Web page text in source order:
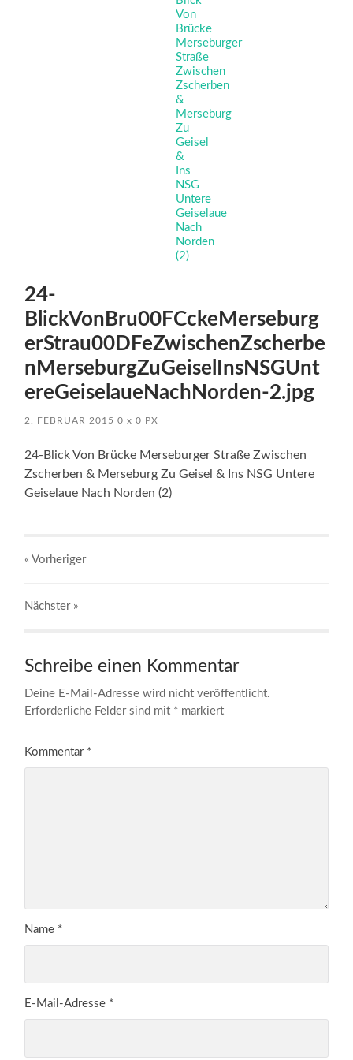
24-
BlickVonBru00FCckeMerseburg
erStrau00DFeZwischenZscherbe
nMerseburgZuGeiselInsNSGUnt
ereGeiselaueNachNorden-2.jpg
2. FEBRUAR 2015 0x 0 PX
24-Blick Von Brücke Merseburger Straße Zwischen
Zscherben & Merseburg Zu Geisel & Ins NSG Untere
Geiselaue Nach Norden (2)
« Vorheriger
Nächster »
Schreibe einen Kommentar
Deine E-Mail-Adresse wird nicht veröffentlicht.
Erforderliche Felder sind mit * markiert
Kommentar *
Name *
E-Mail-Adresse *